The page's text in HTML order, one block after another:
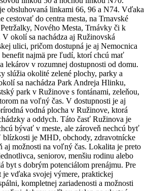
obsluhovaná linkami 66, 96 a N74. Vďaka
cestovať do centra mesta, na Trnavské
Nového Mesta, Trnávky či k
okolí sa nachádza aj Ružinovská
ulici, pričom dostupná je aj Nemocnica
najmä pre ľudí, ktorí chcú mať
lekárov v rozumnej dostupnosti od domu.
slúžia okolité zelené plochy, parky a
sa nachádza Park Andreja Hlinku,
park v Ružinove s fontánami, zeleňou,
na voľný čas. V dostupnosti je aj
vodná plocha v Ružinove, ktorá
a oddych. Táto časť Ružinova je
bývať v meste, ale zároveň nechcú byť
blízkosti je MHD, obchody, zdravotnícke
aj možnosti na voľný čas. Lokalita je preto
seniorov, menšiu rodinu alebo
byt s dobrým potenciálom prenájmu. Pre
vďaka svojej výmere, praktickej
kompletnej zariadenosti a možnosti